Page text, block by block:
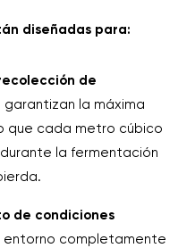
diseñadas para:
de
garantizan la máxima
que cada metro cúbico
la fermentación
de condiciones
entorno completamente